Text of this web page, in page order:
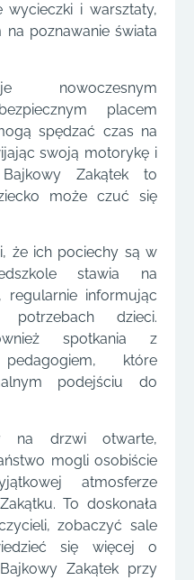
wycieczki i warsztaty,
poznawanie świata
nowoczesnym
placem
spędzać czas na
swoją motorykę i
Bajkowy Zakątek to
może czuć się
że ich pociechy są w
stawia na
regularnie informując
dzieci.
spotkania z
które
podejściu do
na drzwi otwarte,
mogli osobiście
atmosferze
To doskonała
zobaczyć sale
się więcej o
Zakątek przy